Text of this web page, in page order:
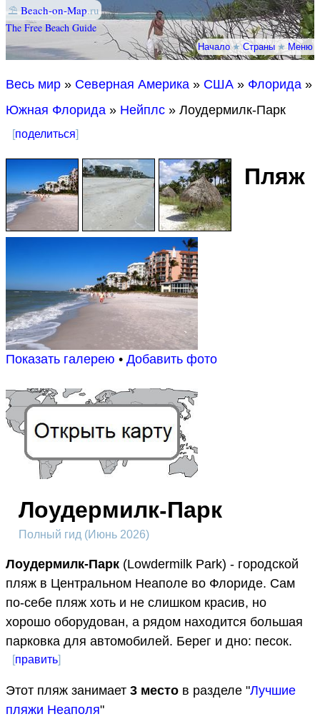
⛱ Beach-on-Map.ru
The Free Beach Guide
Начало★Страны★Меню
Весь мир » Северная Америка » США » Флорида »
Южная Флорида » Нейплс » Лоудермилк-Парк
[поделиться]
Показать галерею • Добавить фото
Пляж
Лоудермилк-Парк
Полный гид (Июнь 2026)
Лоудермилк-Парк (Lowdermilk Park) - городской
пляж в Центральном Неаполе во Флориде. Сам
по-себе пляж хоть и не слишком красив, но
хорошо оборудован, а рядом находится большая
парковка для автомобилей. Берег и дно: песок.
[править]
Этот пляж занимает 3 место в разделе "Лучшие
пляжи Неаполя"